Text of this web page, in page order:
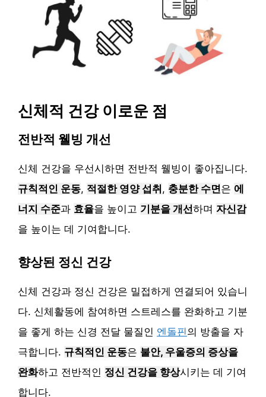
신체적 건강 이로운 점
전반적 웰빙 개선
신체 건강을 우선시하면 전반적 웰빙이 좋아집니다.
규칙적인 운동, 적절한 영양 섭취 , 충분한 수면은 에
너지 수준과 효율을 높이고 기분을 개선하며 자신감
을 높이는 데 기여합니다.
향상된 정신 건강
신체 건강과 정신 건강은 밀접하게 연결되어 있습니
다. 신체활동에 참여하면 스트레스를 완화하고 기분
을 좋게 하는 신경 전달 물질인 엔돌핀의 방출을 자
극합니다. 규칙적인 운동은 불안, 우울증의 증상을
완화하고 전반적인 정신 건강을 향상시키는 데 기여
합니다.